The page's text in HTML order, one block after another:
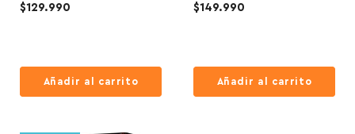
$129.990
Añadir al carrito
$149.990
Añadir al carrito